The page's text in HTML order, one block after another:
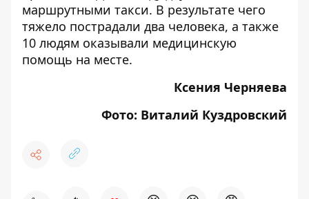
маршрутными такси. В результате чего
тяжело пострадали два человека, а также
10 людям оказывали медицинскую
помощь на месте.
Ксения Черняева
Фото: Виталий Куздровский